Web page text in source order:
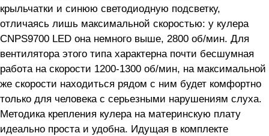
крыльчатки и синюю светодиодную подсветку,
отличаясь лишь максимальной скоростью: у кулера
CNPS9700 LED она немного выше, 2800 об/мин. Для
вентилятора этого типа характерна почти бесшумная
работа на скорости 1200-1300 об/мин, на максимальной
же скорости находиться рядом с ним будет комфортно
только для человека с серьезными нарушениям слуха.
Методика крепления кулера на материнскую плату
идеально проста и удобна. Идущая в комплекте